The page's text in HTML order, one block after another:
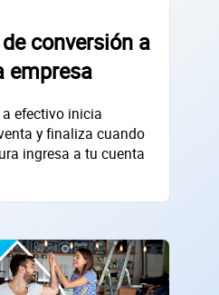
conversión a
empresa
efectivo inicia
y finaliza cuando
ingresa a tu cuenta
de